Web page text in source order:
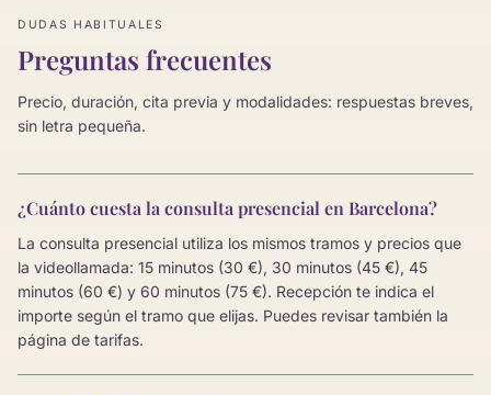
DUDAS HABITUALES
Preguntas frecuentes
Precio, duración, cita previa y modalidades: respuestas breves,
sin letra pequeña.
¿Cuánto cuesta la consulta presencial en Barcelona?
La consulta presencial utiliza los mismos tramos y precios que
la videollamada: 15 minutos (30 €), 30 minutos (45 €), 45
minutos (60 €) y 60 minutos (75 €). Recepción te indica el
importe según el tramo que elijas. Puedes revisar también la
página de tarifas.